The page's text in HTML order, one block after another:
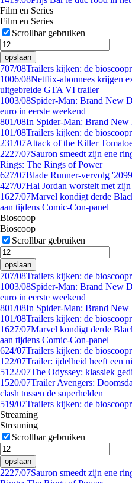
Film en Series
Film en Series
Scrollbar gebruiken
opslaan
707/08Trailers kijken: de
1006/08Netflix-abonnees krijgen
uitgebreide GTA VI trailer
1003/08Spider-Man: Brand New
euro in eerste weekend
801/08In Spider-Man: Brand New
101/08Trailers kijken: de
231/07Attack of the Killer
2227/07Sauron smeedt zijn ene
Rings: The Rings of Power
627/07Blade Runner-vervolg
427/07Hal Jordan worstelt met
1627/07Marvel kondigt derde
aan tijdens Comic-Con-panel
Bioscoop
Bioscoop
Scrollbar gebruiken
opslaan
707/08Trailers kijken: de
1003/08Spider-Man: Brand New
euro in eerste weekend
801/08In Spider-Man: Brand New
101/08Trailers kijken: de
1627/07Marvel kondigt derde
aan tijdens Comic-Con-panel
624/07Trailers kijken: de
1 22/07Trailer: ijdelheid heeft een
51 22/07The Odyssey: klassiek
1520/07Trailer Avengers:
clash tussen de superhelden
519/07Trailers kijken: de
Streaming
Streaming
Scrollbar gebruiken
opslaan
2227/07Sauron smeedt zijn ene